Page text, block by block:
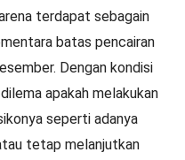
terdapat sebagain
batas pencairan
Dengan kondisi
apakah melakukan
seperti adanya
tetap melanjutkan